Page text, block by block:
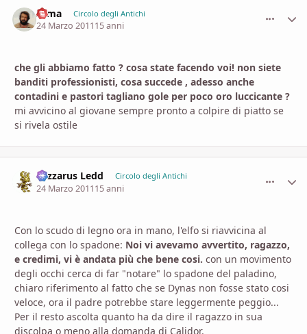
zama Circolo degli Antichi
24 Marzo 201115 anni
che gli abbiamo fatto ? cosa state facendo voi! non siete
banditi professionisti, cosa succede , adesso anche
contadini e pastori tagliano gole per poco oro luccicante ?
mi avvicino al giovane sempre pronto a colpire di piatto se
si rivela ostile
Lazzarus Ledd Circolo degli Antichi
24 Marzo 201115 anni
Con lo scudo di legno ora in mano, l'elfo si riavvicina al
collega con lo spadone: Noi vi avevamo avvertito, ragazzo,
e credimi, vi è andata più che bene cosi. con un movimento
degli occhi cerca di far "notare" lo spadone del paladino,
chiaro riferimento al fatto che se Dynas non fosse stato cosi
veloce, ora il padre potrebbe stare leggermente peggio...
Per il resto ascolta quanto ha da dire il ragazzo in sua
discolpa o meno alla domanda di Calidor.